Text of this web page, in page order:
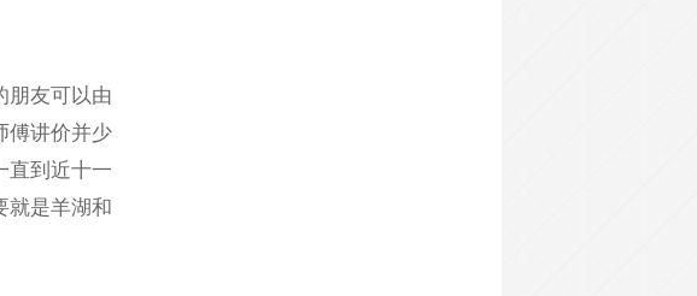
朋友可以由
傅讲价并少
直到近十一
就是羊湖和